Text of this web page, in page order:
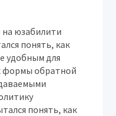
юзабилити
понять, как
удобным для
формы обратной
понять, как